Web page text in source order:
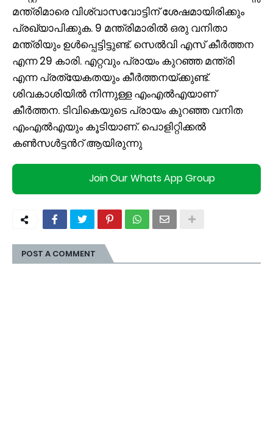
മന്ത്രിമാരെ വിശ്വാസവോട്ടിന് ശേഷമായിരിക്കും
പ്രഖ്യാപിക്കുക. 9 മന്ത്രിമാരില്‍ ഒരു വനിതാ
മന്ത്രിയും ഉൾപ്പെട്ടിട്ടുണ്ട്. സെല്‍വി എസ് കീർത്തന
എന്ന 29 കാരി. എറ്റവും പ്രായം കുറഞ്ഞ മന്ത്രി
എന്ന പ്രത്യേകതയും കീർത്തനയ്ക്കുണ്ട്.
ശിവകാശിയില്‍ നിന്നുള്ള എംഎൽഎയാണ്
കീർത്തന. ടിവികെയുടെ പ്രായം കുറഞ്ഞ വനിത
എംഎൽഎയും കൂടിയാണ്. പൊളിറ്റിക്കൽ
കൺസൾട്ടന്‍റ് ആയിരുന്നു
Join Our Whats App Group
POST A COMMENT